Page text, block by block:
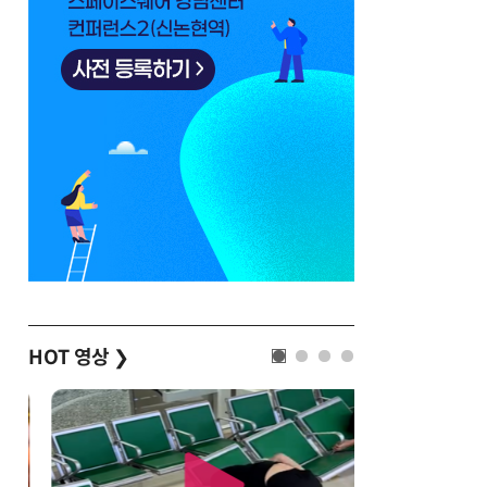
HOT 영상 ❯